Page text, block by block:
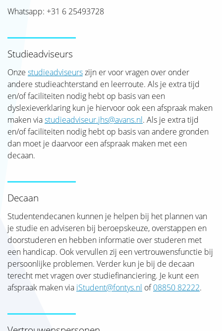
Whatsapp: +31 6 25493728
Studieadviseurs
Onze studieadviseurszijn er voor vragen over onder
andere studieachterstand en leerroute. Als je extra tijd
en/of faciliteiten nodig hebt op basis van een
dyslexieverklaring kun je hiervoor ook een afspraak maken
maken viastudieadviseur.jhs@avans.nl. Als je extra tijd
en/of faciliteiten nodig hebt op basis van andere gronden
dan moet je daarvoor een afspraak maken met een
decaan.
Decaan
Studentendecanen kunnen je helpen bij het plannen van
je studie en adviseren bij beroepskeuze, overstappen en
doorstuderen en hebben informatie over studeren met
een handicap. Ook vervullen zij een vertrouwensfunctie bij
persoonlijke problemen. Verder kun je bij de decaan
terecht met vragen over studiefinanciering. Je kunt een
afspraak maken via iStudent@fontys.nl of08850 82222.